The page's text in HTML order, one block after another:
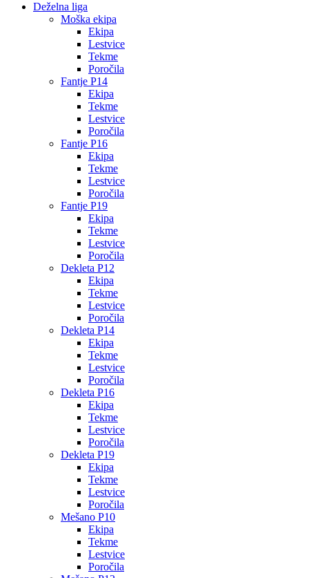
Deželna liga
Moška ekipa
Ekipa
Lestvice
Tekme
Poročila
Fantje P14
Ekipa
Tekme
Lestvice
Poročila
Fantje P16
Ekipa
Tekme
Lestvice
Poročila
Fantje P19
Ekipa
Tekme
Lestvice
Poročila
Dekleta P12
Ekipa
Tekme
Lestvice
Poročila
Dekleta P14
Ekipa
Tekme
Lestvice
Poročila
Dekleta P16
Ekipa
Tekme
Lestvice
Poročila
Dekleta P19
Ekipa
Tekme
Lestvice
Poročila
Mešano P10
Ekipa
Tekme
Lestvice
Poročila